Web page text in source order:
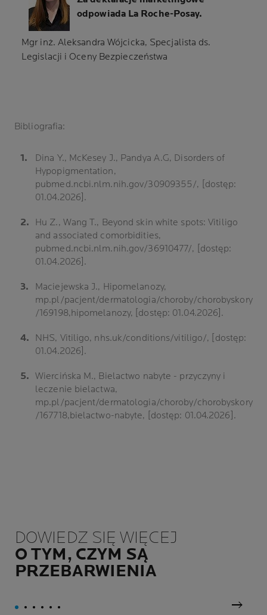
odpowiada La Roche-Posay.
Mgr inż. Aleksandra Wójcicka, Specjalista ds.
Legislacji i Oceny Bezpieczeństwa
Bibliografia:
Dina Y., McKesey J., Pandya A.G, Disorders of
Hypopigmentation,
pubmed.ncbi.nlm.nih.gov/30909355/, [dostęp:
01.04.2026].
Hu Z., Wang T., Beyond skin white spots: Vitiligo
and associated comorbidities,
pubmed.ncbi.nlm.nih.gov/36910477/, [dostęp:
01.04.2026].
Maciejewska J., Hipomelanozy,
mp.pl/pacjent/dermatologia/choroby/chorobyskory
/169198,hipomelanozy, [dostęp: 01.04.2026].
NHS, Vitiligo, nhs.uk/conditions/vitiligo/, [dostęp:
01.04.2026].
Wiercińska M., Bielactwo nabyte - przyczyny i
leczenie bielactwa,
mp.pl/pacjent/dermatologia/choroby/chorobyskory
/167718,bielactwo-nabyte, [dostęp: 01.04.2026].
DOWIEDZ SIĘ WIĘCEJ
O TYM, CZYM SĄ
PRZEBARWIENIA